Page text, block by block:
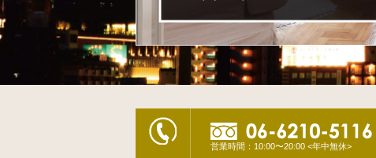
営業時間：10:00〜20:00 <年中無休>